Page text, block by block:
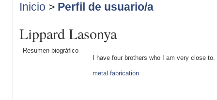
Inicio > Perfil de usuario/a
Lippard Lasonya
Resumen biográfico
I have four brothers who I am very close
metal fabrication